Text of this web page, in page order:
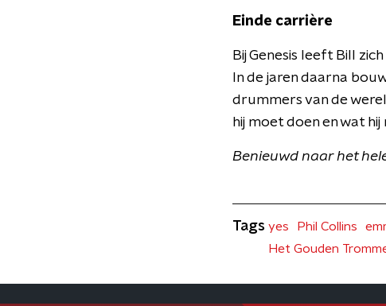
Einde carrière
Bij Genesis leeft Bill
In de jaren daarna
drummers van de
hij moet doen en wat
Benieuwd naar het
Tags yes Phil Collins
Het Gouden